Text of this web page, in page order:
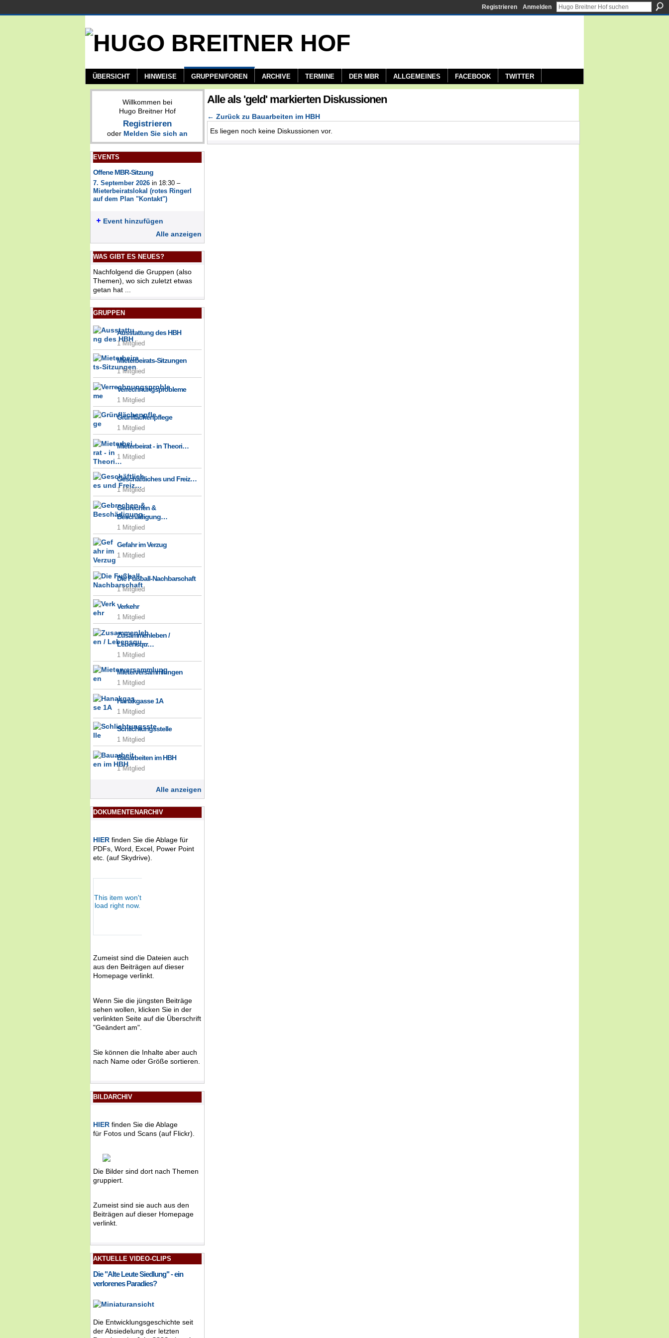
Registrieren Anmelden
ÜBERSICHT HINWEISE GRUPPEN/FOREN ARCHIVE TERMINE DER MBR ALLGEMEINES FACEBOOK TWITTER
Willkommen bei
Hugo Breitner Hof
Registrieren
oder Melden Sie sich an
EVENTS
Offene MBR-Sitzung
7. September 2026 in 18:30 –
Mieterbeiratslokal (rotes Ringerl
auf dem Plan "Kontakt")
Event hinzufügen
Alle anzeigen
WAS GIBT ES NEUES?
Nachfolgend die Gruppen (also
Themen), wo sich zuletzt etwas
getan hat ...
GRUPPEN
Ausstattung des HBH
1 Mitglied
Mieterbeirats-Sitzungen
1 Mitglied
Verrechnungsprobleme
1 Mitglied
Grünflächenpflege
1 Mitglied
Mieterbeirat - in Theori…
1 Mitglied
Geschäftliches und Freiz…
1 Mitglied
Gebrechen &
Beschädigung…
1 Mitglied
Gefahr im Verzug
1 Mitglied
Die Fußball-Nachbarschaft
1 Mitglied
Verkehr
1 Mitglied
Zusammenleben /
Lebensqu…
1 Mitglied
Mieterversammlungen
1 Mitglied
Hanakgasse 1A
1 Mitglied
Schlichtungsstelle
1 Mitglied
Bauarbeiten im HBH
1 Mitglied
Alle anzeigen
DOKUMENTENARCHIV
HIER finden Sie die Ablage für
PDFs, Word, Excel, Power Point
etc. (auf Skydrive).
Zumeist sind die Dateien auch
aus den Beiträgen auf dieser
Homepage verlinkt.
Wenn Sie die jüngsten Beiträge
sehen wollen, klicken Sie in der
verlinkten Seite auf die Überschrift
"Geändert am".
Sie können die Inhalte aber auch
nach Name oder Größe sortieren.
BILDARCHIV
HIER finden Sie die Ablage
für Fotos und Scans (auf Flickr).
Die Bilder sind dort nach Themen
gruppiert.
Zumeist sind sie auch aus den
Beiträgen auf dieser Homepage
verlinkt.
AKTUELLE VIDEO-CLIPS
Die "Alte Leute Siedlung" - ein
verlorenes Paradies?
Die Entwicklungsgeschichte seit
der Absiedelung der letzten
Alle als 'geld' markierten Diskussionen
← Zurück zu Bauarbeiten im HBH
Es liegen noch keine Diskussionen vor.